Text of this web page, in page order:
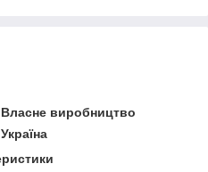
Власне виробництво
Україна